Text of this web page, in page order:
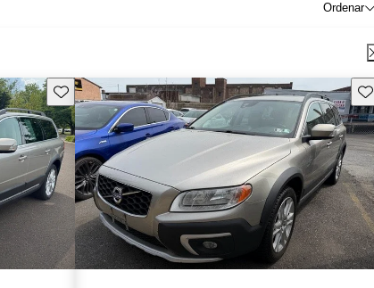
Ordenar
Guarda este Aviso